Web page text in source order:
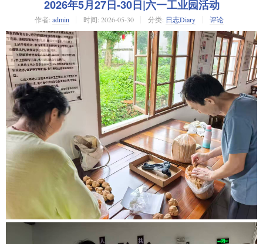
2026年5月27日-30日|六一工业园活动
作者: admin 时间: 2026-05-30 分类: 日志Diary 评论